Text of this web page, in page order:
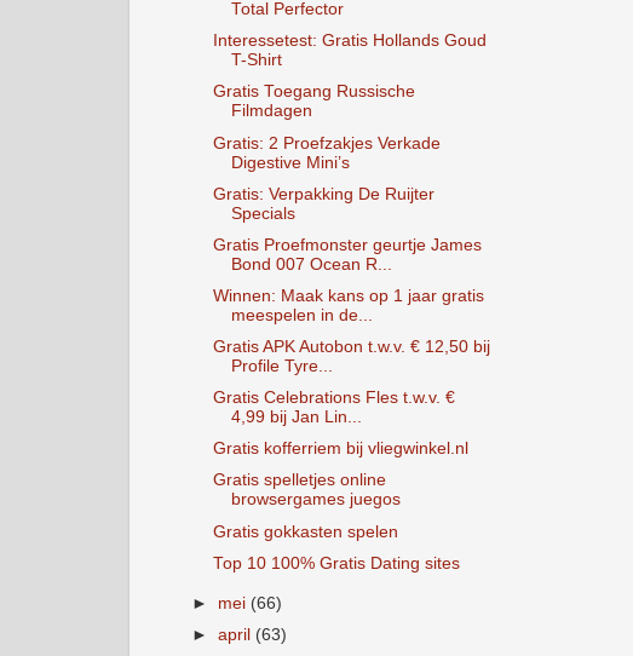
Total Perfector
Interessetest: Gratis Hollands Goud
T-Shirt
Gratis Toegang Russische
Filmdagen
Gratis: 2 Proefzakjes Verkade
Digestive Mini’s
Gratis: Verpakking De Ruijter
Specials
Gratis Proefmonster geurtje James
Bond 007 Ocean R...
Winnen: Maak kans op 1 jaar gratis
meespelen in de...
Gratis APK Autobon t.w.v. € 12,50 bij
Profile Tyre...
Gratis Celebrations Fles t.w.v. €
4,99 bij Jan Lin...
Gratis kofferriem bij vliegwinkel.nl
Gratis spelletjes online
browsergames juegos
Gratis gokkasten spelen
Top 10 100% Gratis Dating sites
► mei (66)
►april (63)